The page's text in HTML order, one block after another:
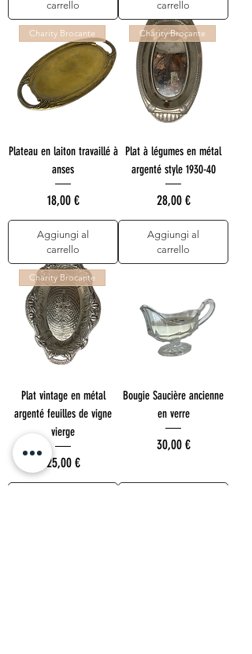
carrello
carrello
Charity Brocante
Plateau en laiton travaillé à
anses
Prezzo
18,00 €
Aggiungi al
carrello
Charity Brocante
Plat à légumes en métal
argenté style 1930-40
Prezzo
28,00 €
Aggiungi al
carrello
Charity Brocante
Plat vintage en métal
argenté feuilles de vigne
vierge
Prezzo
25,00 €
Bougie Saucière ancienne
en verre
Prezzo
30,00 €